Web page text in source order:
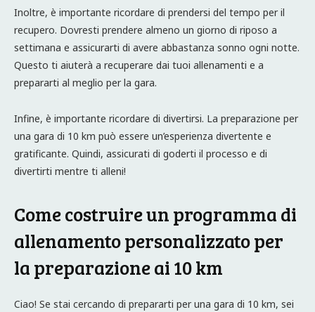
Inoltre, è importante ricordare di prendersi del tempo per il
recupero. Dovresti prendere almeno un giorno di riposo a
settimana e assicurarti di avere abbastanza sonno ogni notte.
Questo ti aiuterà a recuperare dai tuoi allenamenti e a
prepararti al meglio per la gara.
Infine, è importante ricordare di divertirsi. La preparazione per
una gara di 10 km può essere un’esperienza divertente e
gratificante. Quindi, assicurati di goderti il processo e di
divertirti mentre ti alleni!
Come costruire un programma di
allenamento personalizzato per
la preparazione ai 10 km
Ciao! Se stai cercando di prepararti per una gara di 10 km, sei